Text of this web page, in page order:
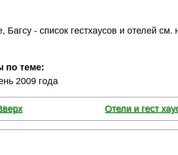
- список гестхаусов и отелей см.
по теме:
2009 года
Отели и гест